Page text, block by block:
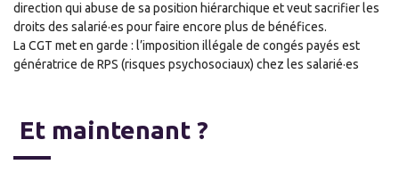
direction qui abuse de sa position hiérarchique et veut sacrifier les
droits des salarié·es pour faire encore plus de bénéfices.
La CGT met en garde : l’imposition illégale de congés payés est
génératrice de RPS (risques psychosociaux) chez les salarié·es
Et maintenant ?